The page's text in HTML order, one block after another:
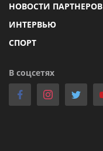
НОВОСТИ ПАРТНЕРОВ
ИНТЕРВЬЮ
СПОРТ
В соцсетях